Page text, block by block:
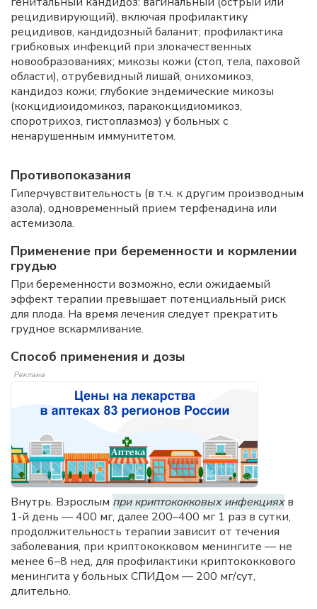
рецидивирующий), включая профилактику
рецидивов, кандидозный баланит; профилактика
грибковых инфекций при злокачественных
новообразованиях; микозы кожи (стоп, тела, паховой
области), отрубевидный лишай, онихомикоз,
кандидоз кожи; глубокие эндемические микозы
(кокцидиоидомикоз, паракокцидиомикоз,
споротрихоз, гистоплазмоз) у больных с
ненарушенным иммунитетом.
Противопоказания
Гиперчувствительность (в т.ч. к другим производным
азола), одновременный прием терфенадина или
астемизола.
Применение при беременности и кормлении
грудью
При беременности возможно, если ожидаемый
эффект терапии превышает потенциальный риск
для плода. На время лечения следует прекратить
грудное вскармливание.
Способ применения и дозы
Реклама
Внутрь. Взрослым при криптококковых инфекцияхв
1-й день — 400 мг, далее 200–400 мг 1 раз в сутки,
продолжительность терапии зависит от течения
заболевания, при криптококковом менингите — не
менее 6–8 нед, для профилактики криптококкового
менингита у больных СПИДом — 200 мг/сут,
длительно.